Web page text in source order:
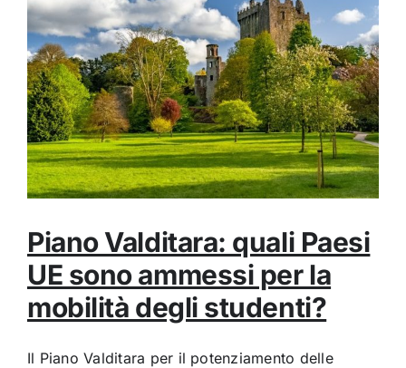
Piano Valditara: quali Paesi
UE sono ammessi per la
mobilità degli studenti?
Il Piano Valditara per il potenziamento delle